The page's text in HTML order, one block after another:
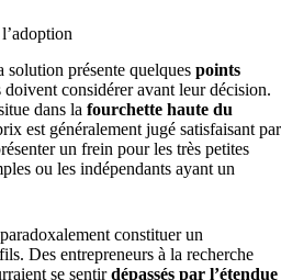
solution présente quelques points
doivent considérer avant leur décision.
dans la fourchette haute du
est généralement jugé satisfaisant par
un frein pour les très petites
ou les indépendants ayant un
constituer un
Des entrepreneurs à la recherche
se sentirdépassés par l’étendue